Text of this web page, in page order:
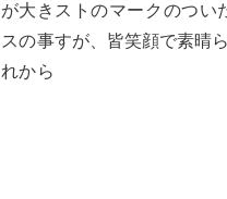
大き
の事
から
ストのマークのつい
すが、皆笑顔で素晴